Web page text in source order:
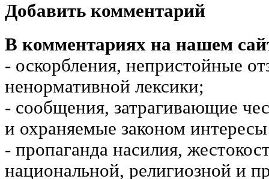
Добавить комментарий
В комментариях на нашем
- оскорбления, непристойные
ненормативной лексики;
- сообщения, затрагивающие
и охраняемые законом
- пропаганда насилия,
национальной, религиозной и